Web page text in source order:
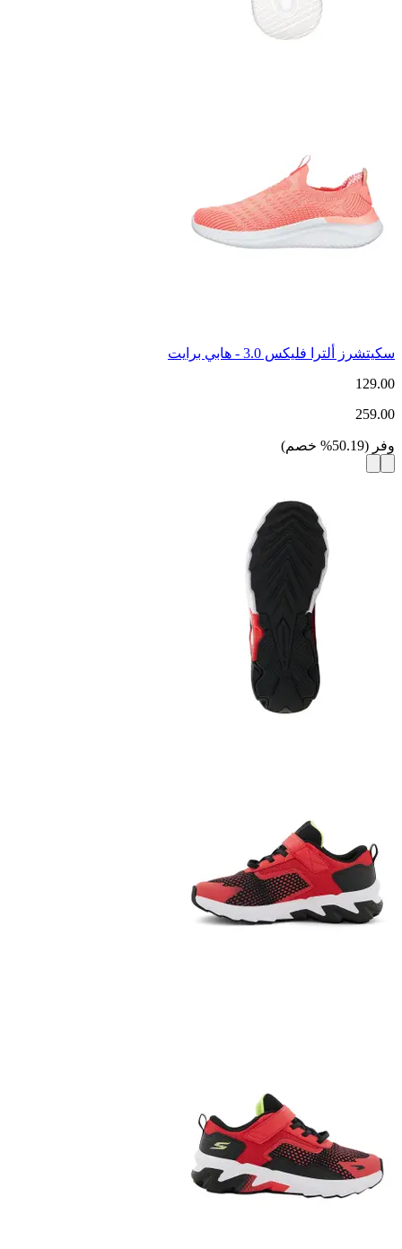
سكيتشرز ألترا فليكس 3.0 - هابي برايت
129.00
259.00
وفر (
50.19
% خصم)